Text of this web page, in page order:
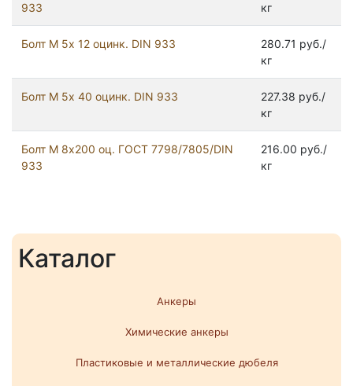
Каталог
Анкеры
Химические анкеры
Пластиковые и металлические дюбеля
933
кг
Болт М 5х 12 оцинк. DIN 933
280.71 руб./
кг
Болт М 5х 40 оцинк. DIN 933
227.38 руб./
кг
Болт М 8х200 оц. ГОСТ 7798/7805/DIN
933
216.00 руб./
кг